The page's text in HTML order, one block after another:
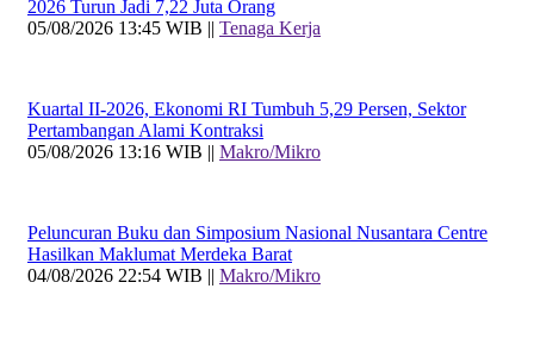
2026 Turun Jadi 7,22 Juta Orang
05/08/2026 13:45 WIB || Tenaga Kerja
Kuartal II-2026, Ekonomi RI Tumbuh 5,29 Persen, Sektor
Pertambangan Alami Kontraksi
05/08/2026 13:16 WIB || Makro/Mikro
Peluncuran Buku dan Simposium Nasional Nusantara Centre
Hasilkan Maklumat Merdeka Barat
04/08/2026 22:54 WIB || Makro/Mikro